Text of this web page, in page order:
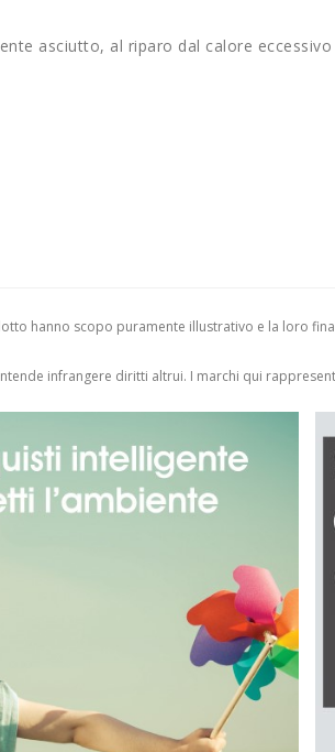
asciutto, al riparo dal calore eccessivo
hanno scopo puramente illustrativo e la loro
infrangere diritti altrui. I marchi qui